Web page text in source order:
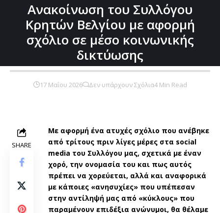
Ανακοίνωση του Συλλόγου
Κρητών Βελγίου με αφορμή
σχόλιο σε μέσο κοινωνικής
δικτύωσης
17 Μαΐου 2026 Δεν υπάρχουν Σχόλια4 Min Read
SHARE
Με αφορμή ένα ατυχές σχόλιο που ανέβηκε
από τρίτους πριν λίγες μέρες στα social
media του Συλλόγου μας, σχετικά με έναν
χορό, την ονομασία του και πως αυτός
πρέπει να χορεύεται, αλλά και αναφορικά
με κάποιες «ανησυχίες» που υπέπεσαν
στην αντίληψή μας από «κύκλους» που
παραμένουν επιδέξια ανώνυμοι, θα θέλαμε